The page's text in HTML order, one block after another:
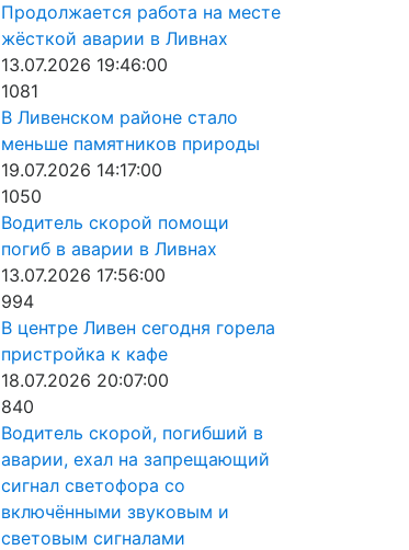
Продолжается работа на месте
жёсткой аварии в Ливнах
13.07.2026 19:46:00
1081
В Ливенском районе стало
меньше памятников природы
19.07.2026 14:17:00
1050
Водитель скорой помощи
погиб в аварии в Ливнах
13.07.2026 17:56:00
994
В центре Ливен сегодня горела
пристройка к кафе
18.07.2026 20:07:00
840
Водитель скорой, погибший в
аварии, ехал на запрещающий
сигнал светофора со
включёнными звуковым и
световым сигналами